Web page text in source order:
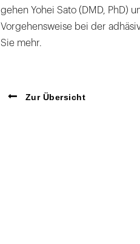
gehen Yohei Sato (DMD, PhD)
Vorgehensweise bei der
Sie mehr.
Zur Übersicht